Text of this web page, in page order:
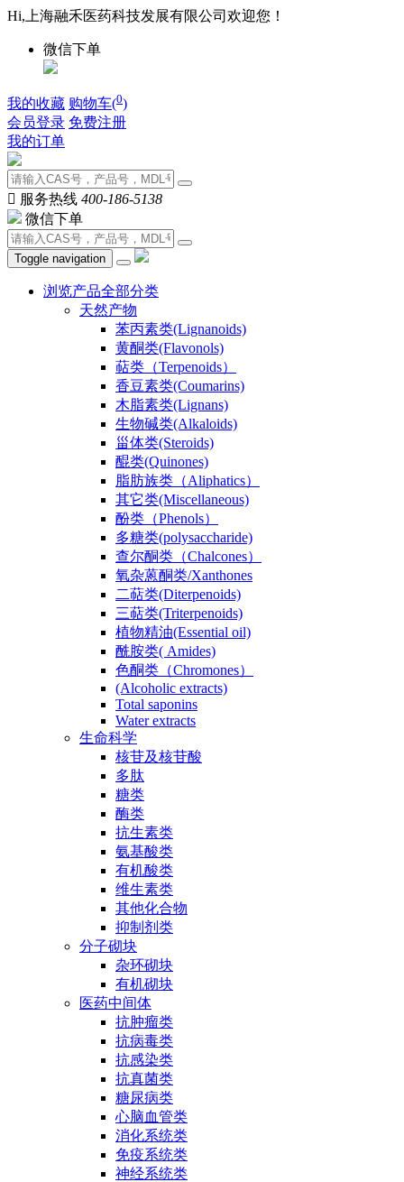
Hi,上海融禾医药科技发展有限公司欢迎您！
微信下单
我的收藏 购物车(0)
会员登录 免费注册
我的订单
 服务热线 400-186-5138
微信下单
Toggle navigation
浏览产品全部分类
天然产物
苯丙素类(Lignanoids)
黄酮类(Flavonols)
萜类（Terpenoids）
香豆素类(Coumarins)
木脂素类(Lignans)
生物碱类(Alkaloids)
甾体类(Steroids)
醌类(Quinones)
脂肪族类（Aliphatics）
其它类(Miscellaneous)
酚类（Phenols）
多糖类(polysaccharide)
查尔酮类（Chalcones）
氧杂蒽酮类/Xanthones
二萜类(Diterpenoids)
三萜类(Triterpenoids)
植物精油(Essential oil)
酰胺类( Amides)
色酮类（Chromones）
(Alcoholic extracts)
Total saponins
Water extracts
生命科学
核苷及核苷酸
多肽
糖类
酶类
抗生素类
氨基酸类
有机酸类
维生素类
其他化合物
抑制剂类
分子砌块
杂环砌块
有机砌块
医药中间体
抗肿瘤类
抗病毒类
抗感染类
抗真菌类
糖尿病类
心脑血管类
消化系统类
免疫系统类
神经系统类